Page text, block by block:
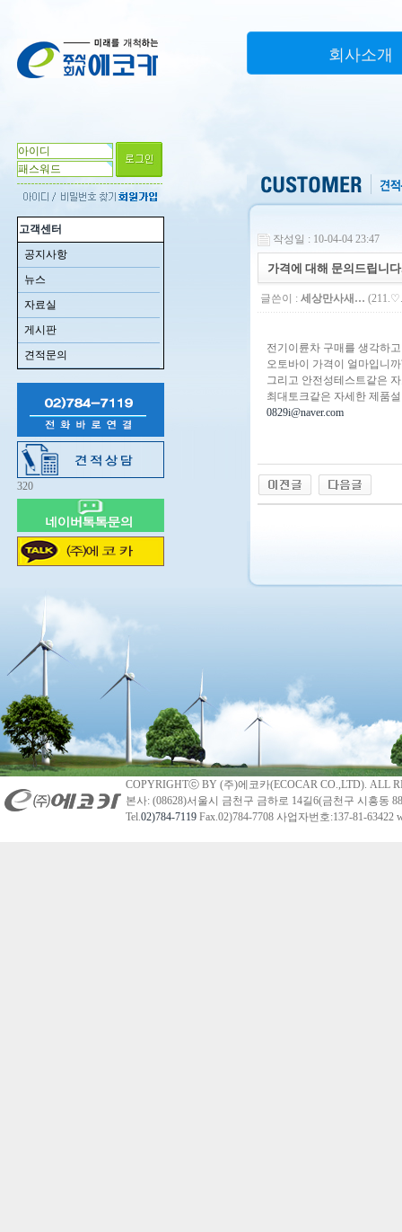
고객센터
공지사항
뉴스
자료실
게시판
견적문의
320
회사소개
작성일 : 10-04-04 23:47
가격에 대해 문의드립니
글쓴이 : 세상만사새…
전기이륜차 구매를 생각하
오토바이 가격이 얼마입니까
그리고 안전성테스트같은
최대토크같은 자세한 제품
0829i@naver.com
COPYRIGHTⓒ BY (주)에코카(ECOCAR CO.,LTD). ALL
본사: (08628)서울시 금천구 금하로 14길6(금천구 시흥동
Tel.02)784-7119 Fax.02)784-7708 사업자번호:137-81-63422